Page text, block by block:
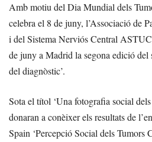
Amb motiu del Dia Mundial dels
celebra el 8 de juny, l’Associació de
i del Sistema Nerviós Central
de juny a Madrid la segona edició del
del diagnòstic’.
Sota el títol ‘Una fotografia social dels
donaran a conèixer els resultats de
Spain ‘Percepció Social dels Tumors